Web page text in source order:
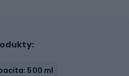
500 ml